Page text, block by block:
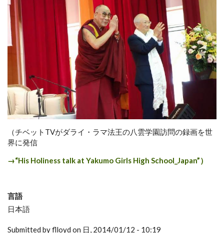
（チベットTVがダライ・ラマ法王の八雲学園訪問の録画を世
界に発信
→“His Holiness talk at Yakumo Girls High School_Japan”）
言語
日本語
Submitted by flloyd on 日, 2014/01/12 - 10:19